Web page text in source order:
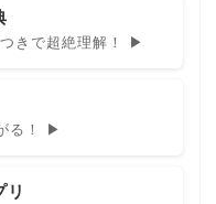
きで超絶理解！ ▶
る！ ▶
リ